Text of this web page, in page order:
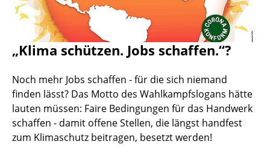
„Klima schützen. Jobs schaffen.“?
Noch mehr Jobs schaffen - für die sich niemand
finden lässt? Das Motto des Wahlkampfslogans hätte
lauten müssen: Faire Bedingungen für das Handwerk
schaffen - damit offene Stellen, die längst handfest
zum Klimaschutz beitragen, besetzt werden!